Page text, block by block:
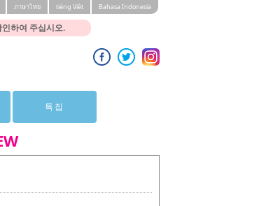
하여 주십시오.
ภาษาไทย tiéng Viêt Bahasa Indonesia
특집